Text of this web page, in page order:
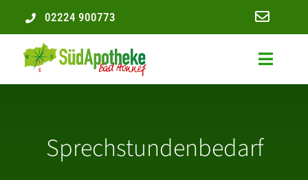
Inhalt
springen
02224 900773
Toggle
Karriere
Sprechstundenbedarf